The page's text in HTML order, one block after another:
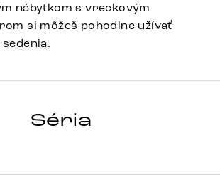
nábytkom s vreckovým
si môžeš pohodlne užívať
Séria